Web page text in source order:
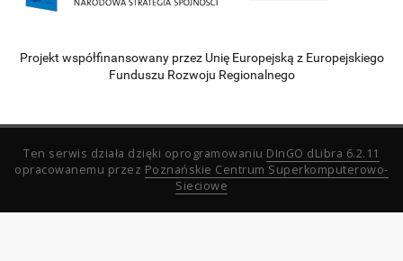
Projekt współfinansowany przez Unię Europejską z Europejskiego
Funduszu Rozwoju Regionalnego
Ten serwis działa dzięki oprogramowaniu DInGO dLibra 6.2.11
opracowanemu przez Poznańskie Centrum Superkomputerowo-
Sieciowe